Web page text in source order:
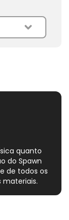
quanto
do Spawn
de todos os